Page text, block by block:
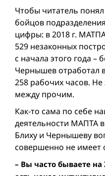
Чтобы читатель
бойцов
цифры: в 2018 г.
529 незаконных
с начала этого года –
Чернышев отработал
258 рабочих часов.
между прочим.
Как-то сама по себе
деятельности МАПТА
Блиху и Чернышеву
совершенно не имеет
– Вы часто бываете